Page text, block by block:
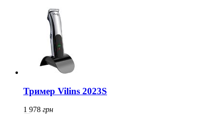
Тример Vilins 2023S
1 978 грн